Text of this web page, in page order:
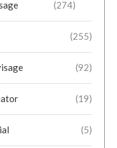
(274)
(255)
(92)
(19)
(5)